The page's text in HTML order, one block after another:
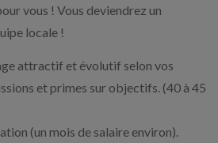
vous ! Vous deviendrez un
locale !
attractif et évolutif selon vos
et primes sur objectifs. (40 à 45
(un mois de salaire environ).